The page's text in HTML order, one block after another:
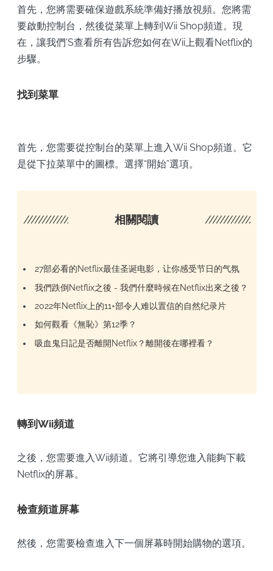
首先，您將需要確保遊戲系統準備好播放視頻。您將需
要啟動控制台，然後從菜單上轉到Wii Shop頻道。現
在，讓我們'S查看所有告訴您如何在Wii上觀看Netflix的
步驟。
找到菜單
首先，您需要從控制台的菜單上進入Wii Shop頻道。它
是從下拉菜單中的圖標。選擇“開始”選項。
//////////////////// 相關閱讀
27部必看的Netflix最佳圣诞电影，让你感受节日的气氛
我們跌倒Netflix之後 - 我們什麼時候在Netflix出來之後？
2022年Netflix上的11+部令人难以置信的自然纪录片
如何觀看《無恥》第12季？
吸血鬼日記是否離開Netflix？離開後在哪裡看？
轉到Wii頻道
之後，您需要進入Wii頻道。它將引導您進入能夠下載
Netflix的屏幕。
檢查頻道屏幕
然後，您需要檢查進入下一個屏幕時開始購物的選項。